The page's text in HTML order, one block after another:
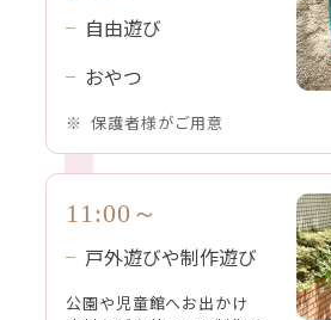
自由遊び
おやつ
保護者様がご用意
11:00～
戸外遊びや制作遊び
公園や児童館へお出かけ